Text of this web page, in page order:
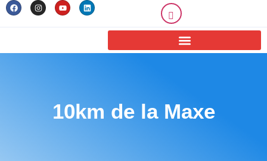
10km de la Maxe